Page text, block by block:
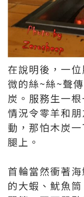
在說明後，一
微的絲~絲~聲
炭。服務生一
情況令零羊和
動，那怕木炭
腿上。
首輪當然衝著
的大蝦、魷魚